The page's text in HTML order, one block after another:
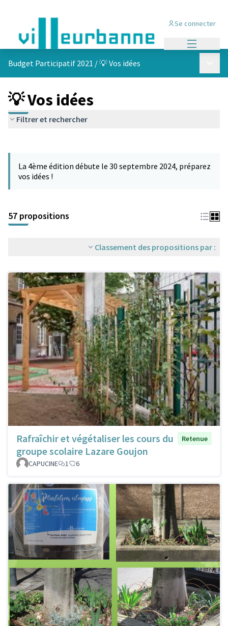
Se connecter
Budget Participatif 2021 /💡 Vos idées
💡 Vos idées
Filtrer et rechercher
La 4ème édition débute le 30 septembre 2024, préparez
vos idées !
57 propositions
Classement des propositions par :
Rafraîchir et végétaliser les cours du
groupe scolaire Lazare Goujon
Retenue
CAPUCINE 1 6